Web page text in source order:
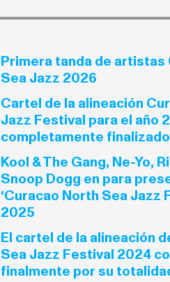
Primera tanda de artistas
Sea Jazz 2026
Cartel de la alineación
Jazz Festival para el año
completamente finalizado
Kool & The Gang, Ne-Yo,
Snoop Dogg en para
‘Curacao North Sea Jazz
2025
El cartel de la alineación
Sea Jazz Festival 2024
finalmente por su